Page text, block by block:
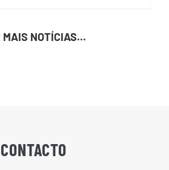
MAIS NOTÍCIAS...
CONTACTO